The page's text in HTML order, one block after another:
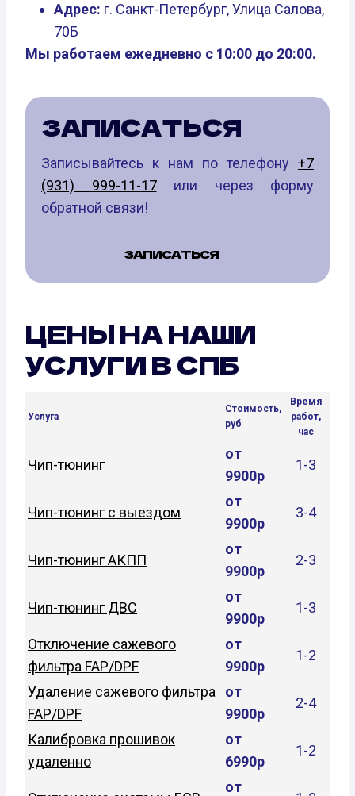
Адрес: г. Санкт-Петербург, Улица Салова,
70Б
Мы работаем ежедневно с 10:00 до 20:00.
ЗАПИСАТЬСЯ
Записывайтесь к нам по телефону +7
(931) 999-11-17или через форму
обратной связи!
ЗАПИСАТЬСЯ
ЦЕНЫ НА НАШИ
УСЛУГИ В СПБ
Услуга
Стоимость,
руб
Время
работ,
час
Чип-тюнинг
от
9900р
1-3
Чип-тюнинг с выездом
от
9900р
3-4
Чип-тюнинг АКПП
от
9900р
2-3
Чип-тюнинг ДВС
от
9900р
1-3
Отключение сажевого
фильтра FAP/DPF
от
9900р
1-2
Удаление сажевого фильтра
FAP/DPF
от
9900р
2-4
Калибровка прошивок
удаленно
от
6990р
1-2
от